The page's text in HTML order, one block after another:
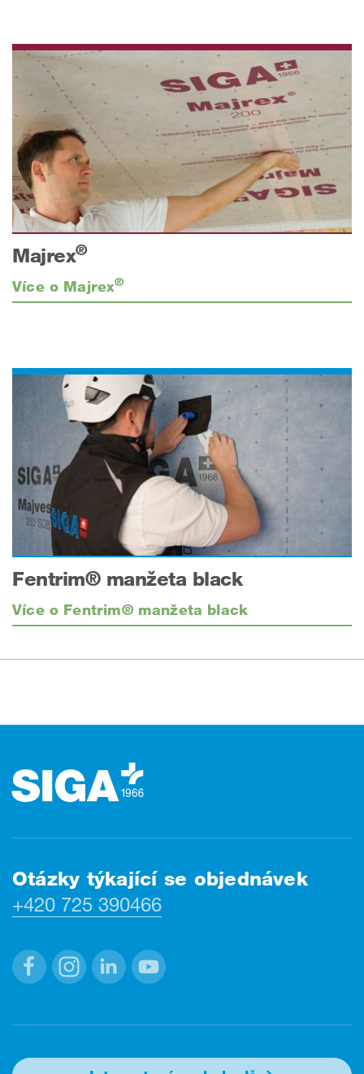
Majrex®
Více o Majrex®
Fentrim® manžeta black
Více o Fentrim® manžeta black
Otázky týkající se objednávek
+420 725 390466